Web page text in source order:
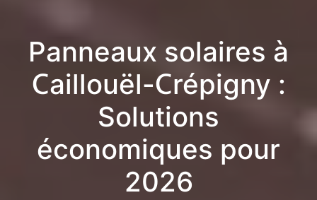
Panneaux solaires à
Caillouël-Crépigny :
Solutions
économiques pour
2026